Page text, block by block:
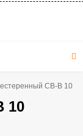
СВ-В 10
10